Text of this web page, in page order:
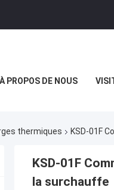
À PROPOS DE NOUS
thermiques KSD-01F
KSD-01F
la surchauffe